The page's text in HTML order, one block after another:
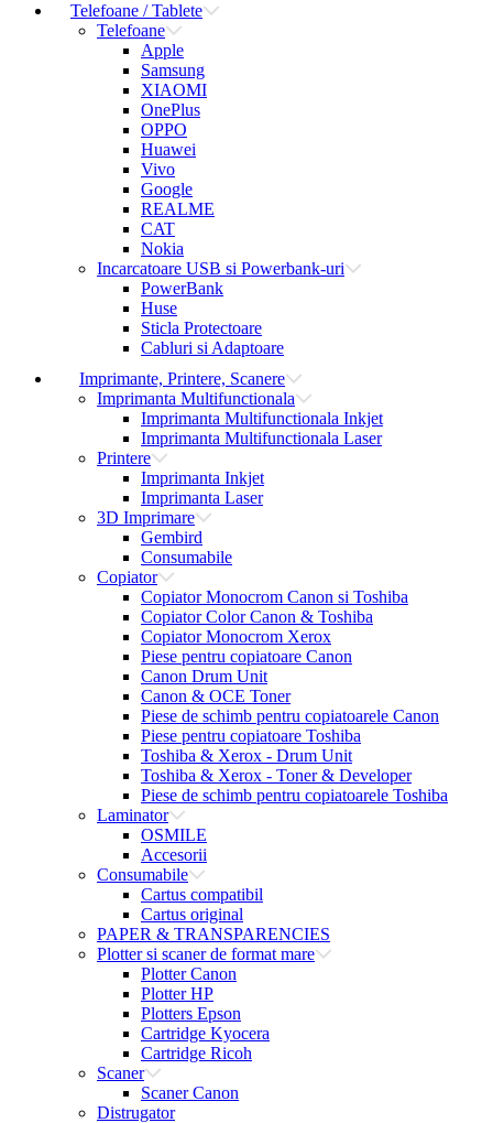
Telefoane / Tablete
Telefoane
Apple
Samsung
XIAOMI
OnePlus
OPPO
Huawei
Vivo
Google
REALME
CAT
Nokia
Incarcatoare USB si Powerbank-uri
PowerBank
Huse
Sticla Protectoare
Cabluri si Adaptoare
Imprimante, Printere, Scanere
Imprimanta Multifunctionala
Imprimanta Multifunctionala Inkjet
Imprimanta Multifunctionala Laser
Printere
Imprimanta Inkjet
Imprimanta Laser
3D Imprimare
Gembird
Consumabile
Copiator
Copiator Monocrom Canon si Toshiba
Copiator Color Canon & Toshiba
Copiator Monocrom Xerox
Piese pentru copiatoare Canon
Canon Drum Unit
Canon & OCE Toner
Piese de schimb pentru copiatoarele Canon
Piese pentru copiatoare Toshiba
Toshiba & Xerox - Drum Unit
Toshiba & Xerox - Toner & Developer
Piese de schimb pentru copiatoarele Toshiba
Laminator
OSMILE
Accesorii
Consumabile
Cartus compatibil
Cartus original
PAPER & TRANSPARENCIES
Plotter si scaner de format mare
Plotter Canon
Plotter HP
Plotters Epson
Cartridge Kyocera
Cartridge Ricoh
Scaner
Scaner Canon
Distrugator